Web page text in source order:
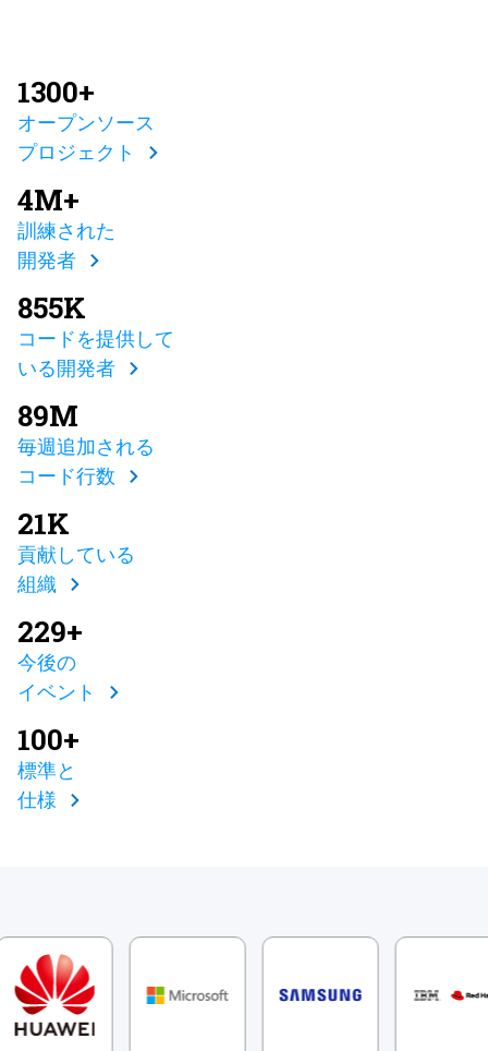
1300+
オープンソース
プロジェクト
4M+
訓練された
開発者
855K
コードを提供して
いる開発者
89M
毎週追加される
コード行数
21K
貢献している
組織
229+
今後の
イベント
100+
標準と
仕様